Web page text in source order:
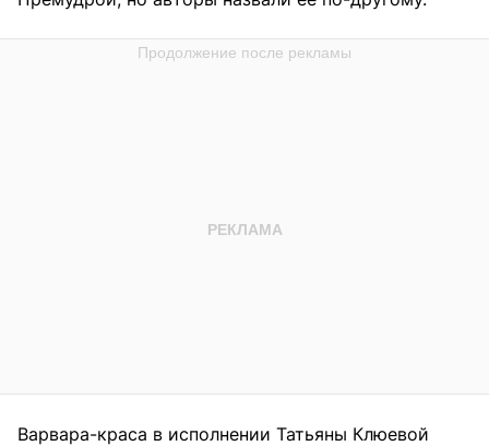
Варвара-краса в исполнении Татьяны Клюевой